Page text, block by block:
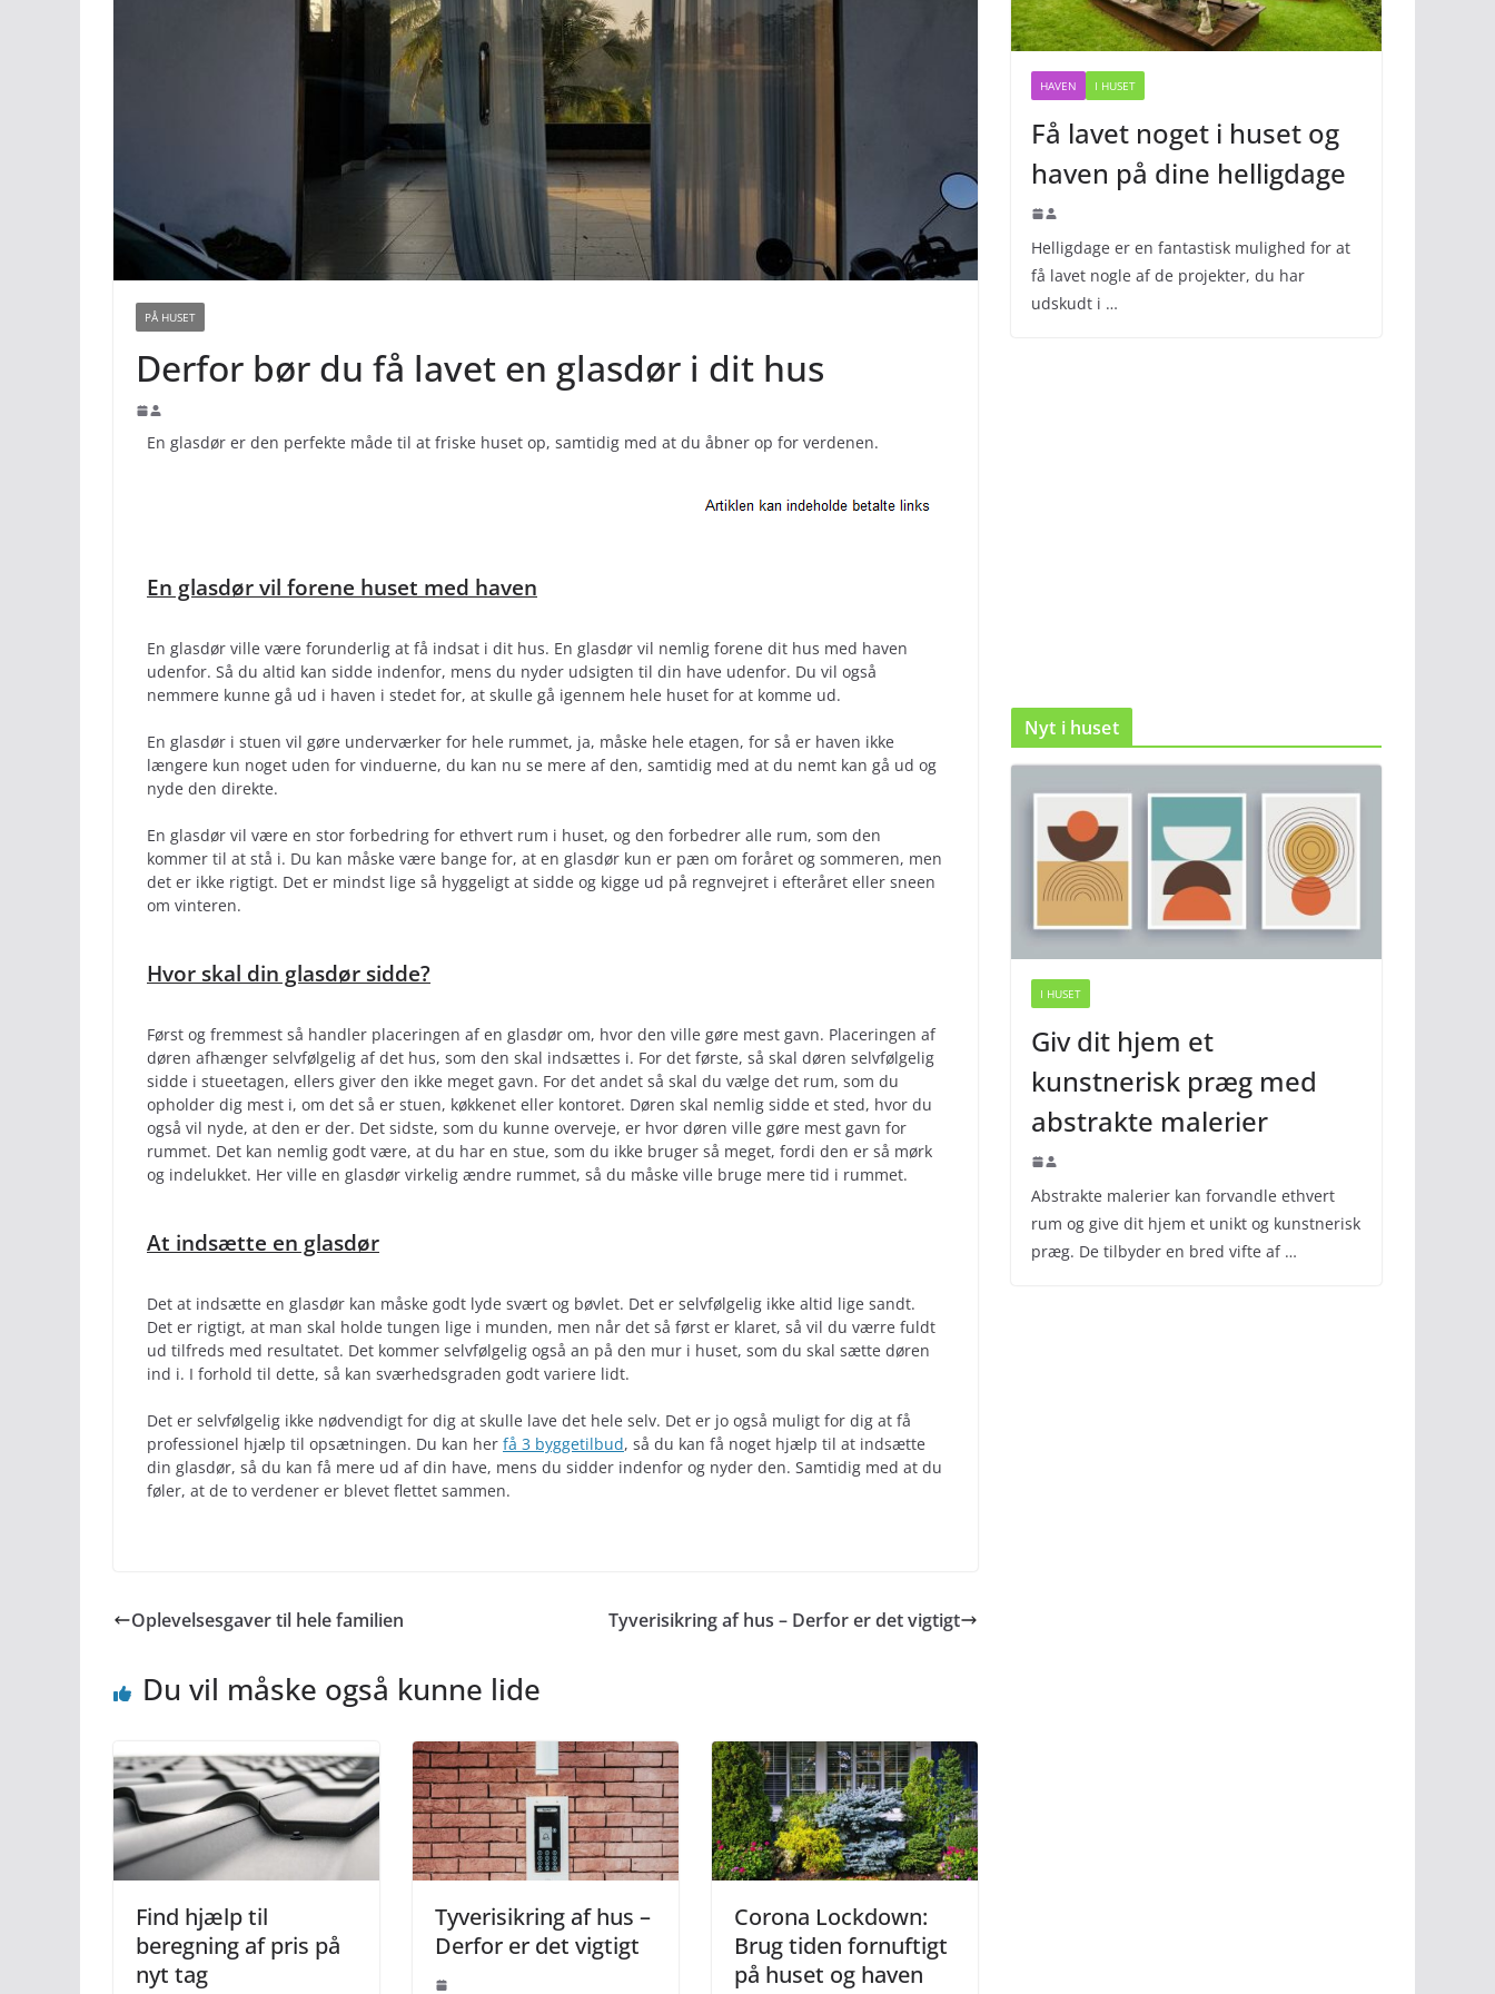
PÅ HUSET
Derfor bør du få lavet en glasdør i dit hus
En glasdør er den perfekte måde til at friske huset op, samtidig med at du åbner op for verdenen.
En glasdør vil forene huset med haven
En glasdør ville være forunderlig at få indsat i dit hus. En glasdør vil nemlig forene dit hus med haven
udenfor. Så du altid kan sidde indenfor, mens du nyder udsigten til din have udenfor. Du vil også
nemmere kunne gå ud i haven i stedet for, at skulle gå igennem hele huset for at komme ud.
En glasdør i stuen vil gøre underværker for hele rummet, ja, måske hele etagen, for så er haven ikke
længere kun noget uden for vinduerne, du kan nu se mere af den, samtidig med at du nemt kan gå ud og
nyde den direkte.
En glasdør vil være en stor forbedring for ethvert rum i huset, og den forbedrer alle rum, som den
kommer til at stå i. Du kan måske være bange for, at en glasdør kun er pæn om foråret og sommeren, men
det er ikke rigtigt. Det er mindst lige så hyggeligt at sidde og kigge ud på regnvejret i efteråret eller sneen
om vinteren.
Hvor skal din glasdør sidde?
Først og fremmest så handler placeringen af en glasdør om, hvor den ville gøre mest gavn. Placeringen af
døren afhænger selvfølgelig af det hus, som den skal indsættes i. For det første, så skal døren selvfølgelig
sidde i stueetagen, ellers giver den ikke meget gavn. For det andet så skal du vælge det rum, som du
opholder dig mest i, om det så er stuen, køkkenet eller kontoret. Døren skal nemlig sidde et sted, hvor du
også vil nyde, at den er der. Det sidste, som du kunne overveje, er hvor døren ville gøre mest gavn for
rummet. Det kan nemlig godt være, at du har en stue, som du ikke bruger så meget, fordi den er så mørk
og indelukket. Her ville en glasdør virkelig ændre rummet, så du måske ville bruge mere tid i rummet.
At indsætte en glasdør
Det at indsætte en glasdør kan måske godt lyde svært og bøvlet. Det er selvfølgelig ikke altid lige sandt.
Det er rigtigt, at man skal holde tungen lige i munden, men når det så først er klaret, så vil du værre fuldt
ud tilfreds med resultatet. Det kommer selvfølgelig også an på den mur i huset, som du skal sætte døren
ind i. I forhold til dette, så kan sværhedsgraden godt variere lidt.
Det er selvfølgelig ikke nødvendigt for dig at skulle lave det hele selv. Det er jo også muligt for dig at få
professionel hjælp til opsætningen. Du kan her få 3 byggetilbud, så du kan få noget hjælp til at indsætte
din glasdør, så du kan få mere ud af din have, mens du sidder indenfor og nyder den. Samtidig med at du
føler, at de to verdener er blevet flettet sammen.
Oplevelsesgaver til hele familien Tyverisikring af hus – Derfor er det vigtigt
Du vil måske også kunne lide
Find hjælp til
beregning af pris på
nyt tag
Tyverisikring af hus –
Derfor er det vigtigt
Corona Lockdown:
Brug tiden fornuftigt
på huset og haven
HAVEN I HUSET
Få lavet noget i huset og
haven på dine helligdage
Helligdage er en fantastisk mulighed for at
få lavet nogle af de projekter, du har
udskudt i …
Nyt i huset
I HUSET
Giv dit hjem et
kunstnerisk præg med
abstrakte malerier
Abstrakte malerier kan forvandle ethvert
rum og give dit hjem et unikt og kunstnerisk
præg. De tilbyder en bred vifte af …